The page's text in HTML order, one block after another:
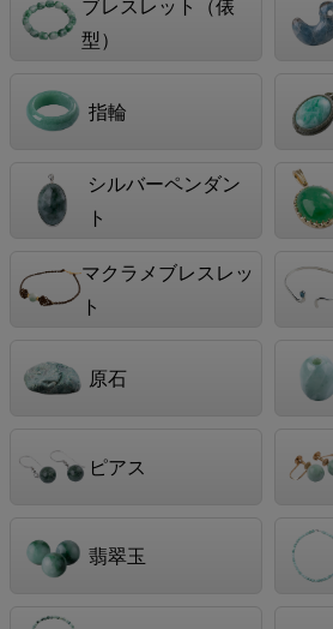
ブレスレット（俵
型）
指輪
シルバーペンダン
ト
マクラメブレスレッ
ト
原石
ピアス
翡翠玉